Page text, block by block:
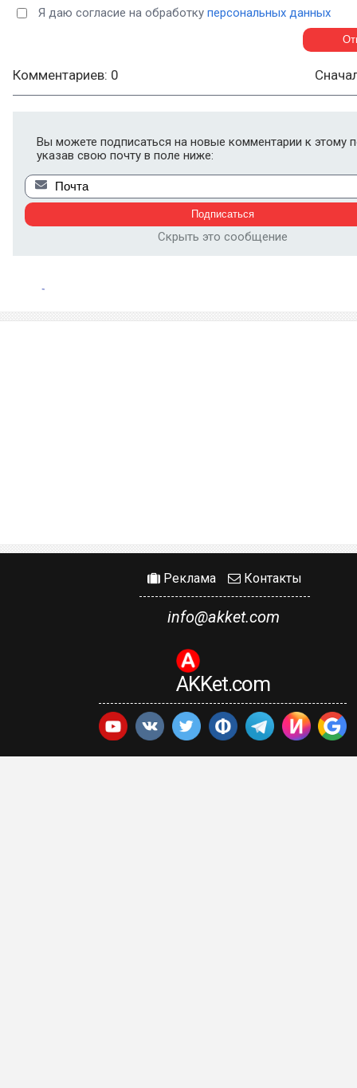
Я даю согласие на обработку персональных данных
Комментариев: 0
Вы можете подписаться на новые комментарии к этому
указав свою почту в поле ниже:
Скрыть это сообщение
Реклама Контакты
info@akket.com
AKKet.com